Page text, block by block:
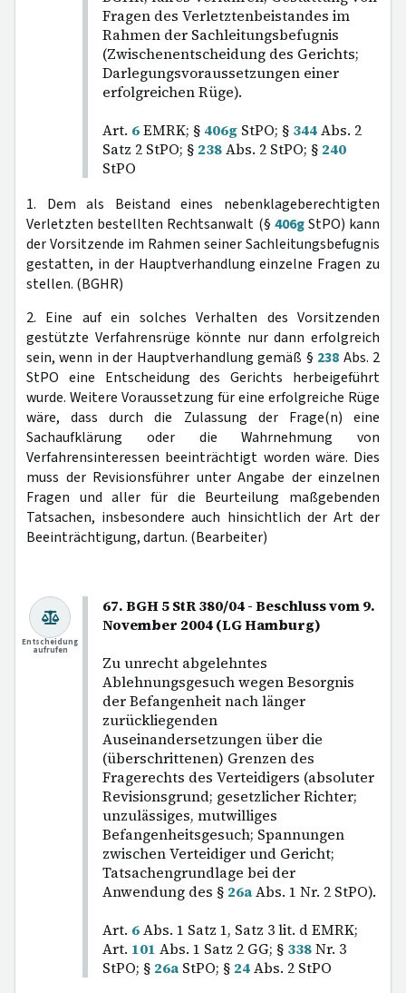
Fragen des Verletztenbeistandes im
Rahmen der Sachleitungsbefugnis
(Zwischenentscheidung des Gerichts;
Darlegungsvoraussetzungen einer
erfolgreichen Rüge).
Art. 6EMRK; § 406g StPO; § 344Abs. 2
Satz 2 StPO; § 238Abs. 2 StPO; § 240
StPO
1. Dem als Beistand eines nebenklageberechtigten
Verletzten bestellten Rechtsanwalt (§ 406gStPO) kann
der Vorsitzende im Rahmen seiner Sachleitungsbefugnis
gestatten, in der Hauptverhandlung einzelne Fragen zu
stellen. (BGHR)
2. Eine auf ein solches Verhalten des Vorsitzenden
gestützte Verfahrensrüge könnte nur dann erfolgreich
sein, wenn in der Hauptverhandlung gemäß § 238 Abs. 2
StPO eine Entscheidung des Gerichts herbeigeführt
wurde. Weitere Voraussetzung für eine erfolgreiche Rüge
wäre, dass durch die Zulassung der Frage(n) eine
Sachaufklärung oder die Wahrnehmung von
Verfahrensinteressen beeinträchtigt worden wäre. Dies
muss der Revisionsführer unter Angabe der einzelnen
Fragen und aller für die Beurteilung maßgebenden
Tatsachen, insbesondere auch hinsichtlich der Art der
Beeinträchtigung, dartun. (Bearbeiter)
67. BGH 5 StR 380/04 - Beschluss vom 9.
November 2004 (LG Hamburg)
Zu unrecht abgelehntes
Ablehnungsgesuch wegen Besorgnis
der Befangenheit nach länger
zurückliegenden
Auseinandersetzungen über die
(überschrittenen) Grenzen des
Fragerechts des Verteidigers (absoluter
Revisionsgrund; gesetzlicher Richter;
unzulässiges, mutwilliges
Befangenheitsgesuch; Spannungen
zwischen Verteidiger und Gericht;
Tatsachengrundlage bei der
Anwendung des § 26aAbs. 1 Nr. 2 StPO).
Art. 6Abs. 1 Satz 1, Satz 3 lit. d EMRK;
Art. 101 Abs. 1 Satz 2 GG; § 338Nr. 3
StPO; § 26a StPO; § 24Abs. 2 StPO
Entscheidung
aufrufen